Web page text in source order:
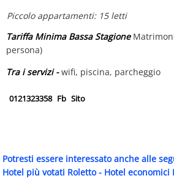
Piccolo appartamenti: 15 letti
Tariffa Minima Bassa Stagione
persona)
Tra i servizi -wifi, piscina, parcheggio
0121323358 Fb Sito
Potresti essere interessato anche alle
Hotel più votati Roletto- Hotel economici